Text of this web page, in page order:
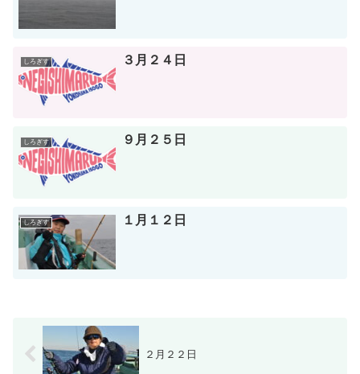
しろぎす ３月２４日
しろぎす ９月２５日
しろぎす １月１２日
２月２２日